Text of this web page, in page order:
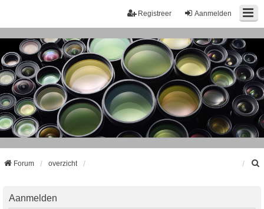
Aanmelden
Registreer
Forum overzicht
Aanmelden